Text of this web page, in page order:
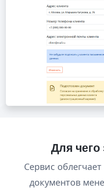
Для чего
Сервис
документов